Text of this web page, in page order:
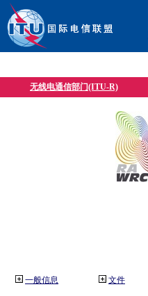
无线电通信部门(ITU-R)
一般信息 文件